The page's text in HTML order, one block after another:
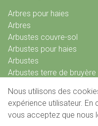
Arbres pour haies
Arbres
Arbustes couvre-sol
Arbustes pour haies
Arbustes
Arbustes terre de bruyère
Conifères
Nous utilisons des
expérience utilisateur. En
vous acceptez que nous